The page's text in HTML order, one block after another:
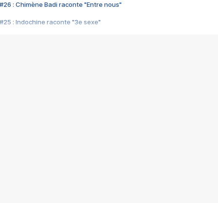
#26 : Chimène Badi raconte "Entre nous"
#25 : Indochine raconte "3e sexe"